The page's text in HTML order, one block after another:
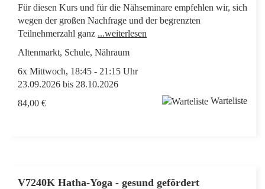
Für diesen Kurs und für die Nähseminare empfehlen wir, sich
wegen der großen Nachfrage und der begrenzten
Teilnehmerzahl ganz ...weiterlesen
Altenmarkt, Schule, Nähraum
6x Mittwoch, 18:45 - 21:15 Uhr
23.09.2026 bis 28.10.2026
84,00 €
Warteliste
V7240K Hatha-Yoga - gesund gefördert